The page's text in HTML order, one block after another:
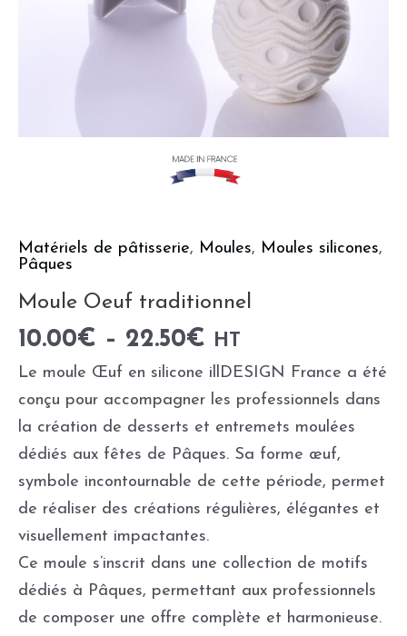
Matériels de pâtisserie, Moules, Moules silicones,
Pâques
Moule Oeuf traditionnel
10.00€ – 22.50€ HT
Le moule Œuf en silicone illDESIGN France a été
conçu pour accompagner les professionnels dans
la création de desserts et entremets moulées
dédiés aux fêtes de Pâques. Sa forme œuf,
symbole incontournable de cette période, permet
de réaliser des créations régulières, élégantes et
visuellement impactantes.
Ce moule s’inscrit dans une collection de motifs
dédiés à Pâques, permettant aux professionnels
de composer une offre complète et harmonieuse.